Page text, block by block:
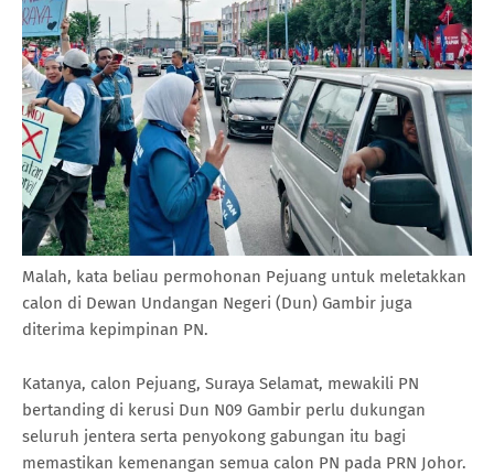
Malah, kata beliau permohonan Pejuang untuk meletakkan
calon di Dewan Undangan Negeri (Dun) Gambir juga
diterima kepimpinan PN.
Katanya, calon Pejuang, Suraya Selamat, mewakili PN
bertanding di kerusi Dun N09 Gambir perlu dukungan
seluruh jentera serta penyokong gabungan itu bagi
memastikan kemenangan semua calon PN pada PRN Johor.